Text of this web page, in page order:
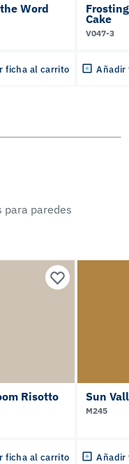
Word
ficha al carrito
Cake
V047-3
Añadir
para paredes
Risotto
ficha al carrito
Sun
M245
Añadir